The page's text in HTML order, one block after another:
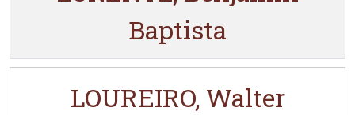
Baptista
LOUREIRO, Walter